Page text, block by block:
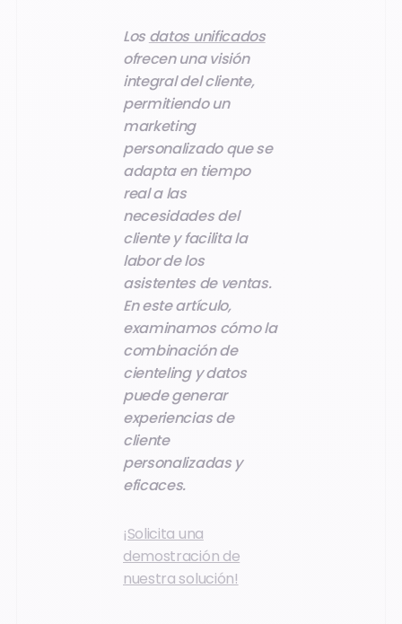
Los datos unificados
ofrecen una visión
integral del cliente,
permitiendo un
marketing
personalizado que se
adapta en tiempo
real a las
necesidades del
cliente y facilita la
labor de los
asistentes de ventas.
En este artículo,
examinamos cómo la
combinación de
cienteling y datos
puede generar
experiencias de
cliente
personalizadas y
eficaces.
¡Solicita una
demostración de
nuestra solución!